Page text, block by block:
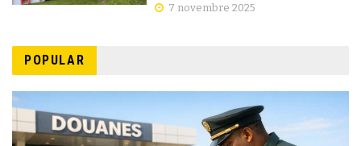
7 novembre 2025
POPULAR